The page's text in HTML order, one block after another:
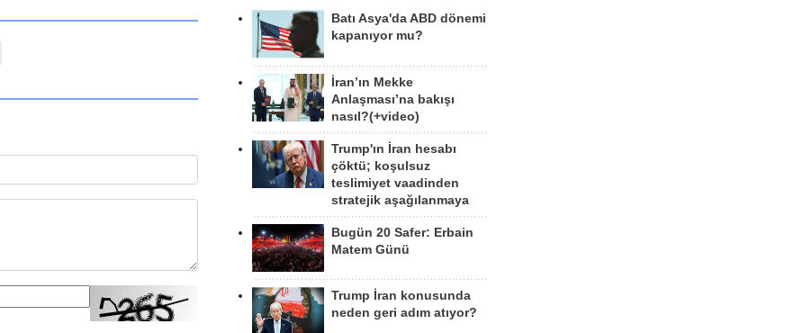
Batı Asya'da ABD dönemi
kapanıyor mu?
İran’ın Mekke
Anlaşması’na bakışı
nasıl?(+video)
Trump'ın İran hesabı
çöktü; koşulsuz
teslimiyet vaadinden
stratejik aşağılanmaya
Bugün 20 Safer: Erbain
Matem Günü
Trump İran konusunda
neden geri adım atıyor?